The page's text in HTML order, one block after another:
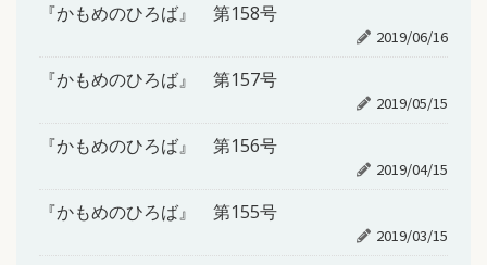
『かもめのひろば』 第158号
2019/06/16
『かもめのひろば』 第157号
2019/05/15
『かもめのひろば』 第156号
2019/04/15
『かもめのひろば』 第155号
2019/03/15